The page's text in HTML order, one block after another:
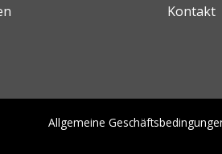
Kontakt
Allgemeine